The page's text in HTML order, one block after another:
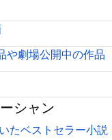
や劇場公開中の作品
シャン
たベストセラー小説